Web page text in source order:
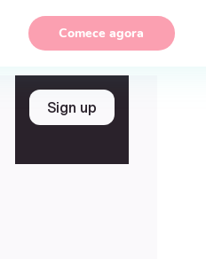
Comece agora